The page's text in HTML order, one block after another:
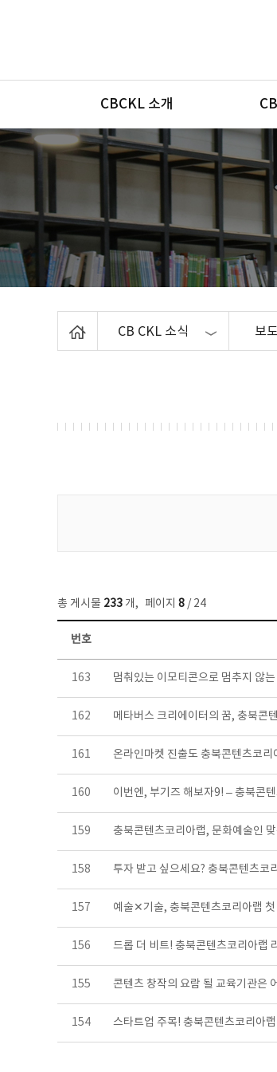
메뉴
CBCKL 소개
CB CKL 소식 보
총 게시물 233 개, 페이지 8 / 24
보도자료 목록 - 번호, 제목, 작성자, 파일, 조회수, 작성일 정보 제공
번호
163 멈춰있는 이모티콘으로 멈추지 않
162 메타버스 크리에이터의 꿈, 충북콘
161 온라인마켓 진출도 충북콘텐츠코리
160 이번엔, 부기즈 해보자9! – 충북콘
159 충북콘텐츠코리아랩, 문화예술인
158 투자 받고 싶으세요? 충북콘텐츠코
157 예술✕기술, 충북콘텐츠코리아랩
156 드롭 더 비트! 충북콘텐츠코리아랩
155 콘텐츠 창작의 요람 될 교육기관은
154 스타트업 주목! 충북콘텐츠코리아